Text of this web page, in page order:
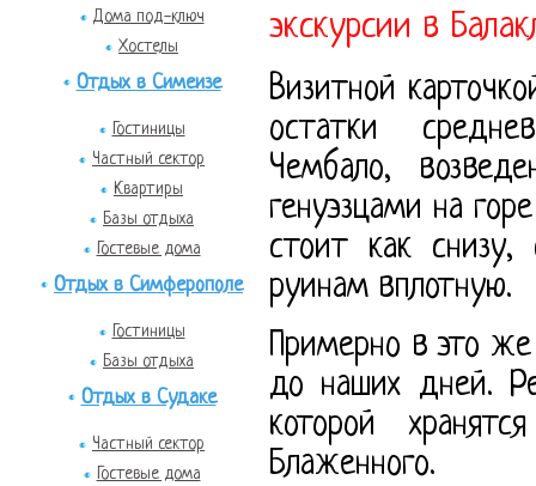
Дома под-ключ
Хостелы
Отдых в Симеизе
Гостиницы
Частный сектор
Квартиры
Базы отдыха
Гостевые дома
Отдых в Симферополе
Гостиницы
Базы отдыха
Отдых в Судаке
Частный сектор
Гостевые дома
экскурсии в
Визитной
остатки
Чембало,
генуэзцами на
стоит как
руинам вплотную.
Примерно в это же
до наших дней.
которой
Блаженного.